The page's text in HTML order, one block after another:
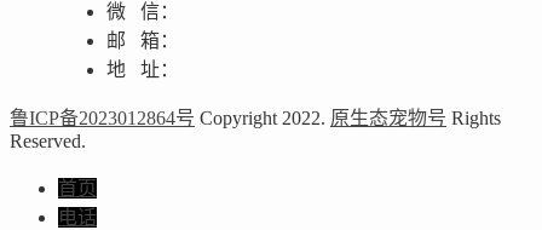
微 信：
邮 箱：
地 址：
鲁ICP备2023012864号 Copyright 2022. 原生态宠物号 Rights
Reserved.
首页
电话